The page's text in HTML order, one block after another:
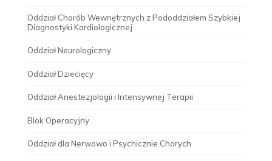
Oddział Chorób Wewnętrznych z Pododdziałem Szybkiej
Diagnostyki Kardiologicznej
Oddział Neurologiczny
Oddział Dziecięcy
Oddział Anestezjologii i Intensywnej Terapii
Blok Operacyjny
Oddział dla Nerwowo i Psychicznie Chorych